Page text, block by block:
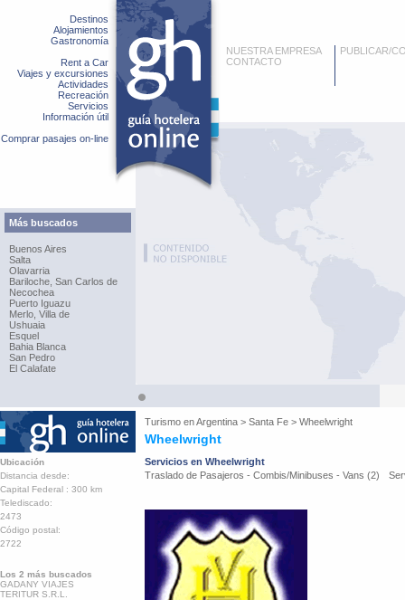
Destinos
Alojamientos
Gastronomía
Rent a Car
Viajes y excursiones
Actividades
Recreación
Servicios
Información útil
Comprar pasajes on-line
Más buscados
Buenos Aires
Salta
Olavarria
Bariloche, San Carlos de
Necochea
Puerto Iguazu
Merlo, Villa de
Ushuaia
Esquel
Bahia Blanca
San Pedro
El Calafate
NUESTRA EMPRESA
CONTACTO
PUBLICAR/
Turismo enArgentina > Santa Fe > Wheelwright
Wheelwright
Ubicación
Distancia desde:
Capital Federal : 300 km
Telediscado:
2473
Código postal:
2722
Los 2 más buscados
GADANY VIAJES
TERITUR S.R.L.
Servicios en Wheelwright
Traslado de Pasajeros - Combis/Minibuses - Vans (2)